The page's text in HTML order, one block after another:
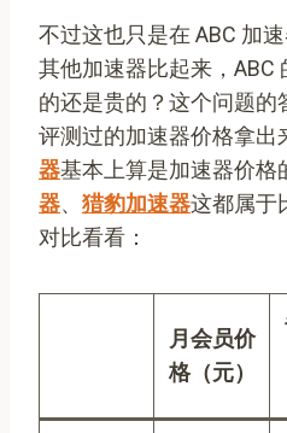
不过这也只是在 ABC 加
其他加速器比起来，ABC
的还是贵的？这个问题
评测过的加速器价格拿出
器基本上算是加速器价格
器、 猎豹加速器这都属于
对比看看：
月会员价
格（元）